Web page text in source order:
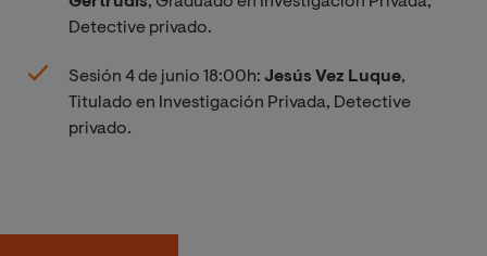
Detective privado.
Sesión 4 de junio 18:00h: Jesús Vez Luque,
Titulado en Investigación Privada, Detective
privado.